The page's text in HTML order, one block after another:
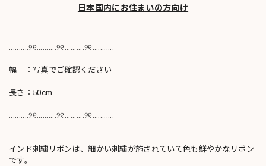
日本国内にお住まいの方向け
::::::::::୨୧::::::::::୨୧::::::::::୨୧:::::::::::
幅 ：写真でご確認ください
長さ：50cm
::::::::::୨୧::::::::::୨୧::::::::::୨୧:::::::::::
インド刺繍リボンは、細かい刺繍が施されていて色も鮮やかなリボン
です。